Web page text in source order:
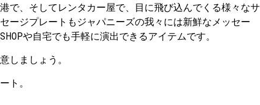
で、そしてレンタカー屋で、目に飛び込んでくる様々なサ
ージプレートもジャパニーズの我々には新鮮なメッセー
や自宅でも手軽に演出できるアイテムです。
しましょう。
ト。